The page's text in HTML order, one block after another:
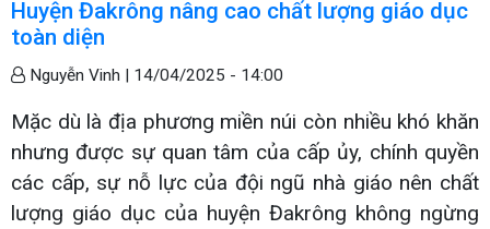
Huyện Đakrông nâng cao chất lượng giáo dục
toàn diện
Nguyễn Vinh | 14/04/2025 - 14:00
Mặc dù là địa phương miền núi còn nhiều khó khăn
nhưng được sự quan tâm của cấp ủy, chính quyền
các cấp, sự nỗ lực của đội ngũ nhà giáo nên chất
lượng giáo dục của huyện Đakrông không ngừng